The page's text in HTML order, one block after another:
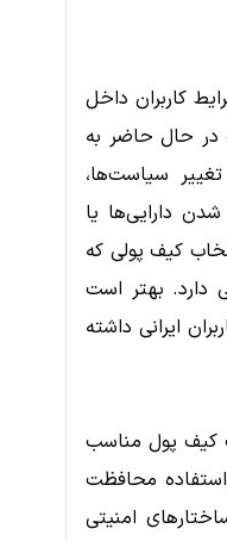
کاربران داخل
در حال حاضر به
سیاست‌ها،
دارایی‌ها یا
کیف پولی که
دارد. بهتر است
ایرانی داشته
کیف پول مناسب
محافظت
امنیتی